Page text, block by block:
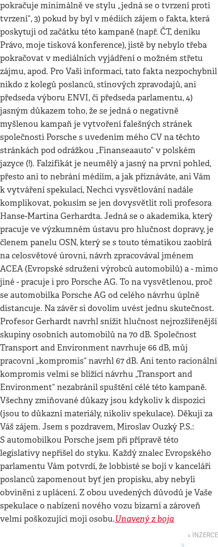
pokračuje minimálně ve stylu „jedná se o tvrzení proti
tvrzení“, 3) pokud by byl v médiích zájem o fakta, která
poskytuji od začátku této kampaně (např. ČT, deníku
Právo, moje tisková konference), jistě by nebylo třeba
pokračovat v mediálních vyjádření o možném střetu
zájmu, apod. Pro Vaši informaci, tato fakta nezpochybnil
nikdo z kolegů poslanců, stínových zpravodajů, ani
předseda výboru ENVI, či předseda parlamentu, 4)
jasným důkazem toho, že se jedná o negativně
myšlenou kampaň je vytvoření falešných stránek
společnosti Porsche s uvedením mého CV na těchto
stránkách pod odrážkou „Finanseaauto“ v polském
jazyce (!). Falzifikát je neumělý a jasný na první pohled,
přesto ani to nebrání médiím, a jak přiznáváte, ani Vám
k vytváření spekulací, Nechci vysvětlování nadále
komplikovat, pokusím se jen dovysvětlit roli profesora
Hanse-Martina Gerhardta. Jedná se o akademika, který
pracuje ve výzkumném ústavu pro hlučnost dopravy, je
členem panelu OSN, který se s touto tématikou zaobírá
na celosvětové úrovni, návrh zpracovával jménem
ACEA (Evropské sdružení výrobců automobilů) a - mimo
jiné - pracuje i pro Porsche AG. To na vysvětlenou, proč
se automobilka Porsche AG od celého návrhu úplně
distancuje. Na závěr si dovolím uvést jednu skutečnost.
Profesor Gerhardt navrhl snížit hlučnost nejrozšířenější
skupiny osobních automobilů na 70 dB. Společnost
Transport and Environment navrhuje 66 dB, můj
pracovní „kompromis“ navrhl 67 dB. Ani tento racionální
kompromis velmi se blížící návrhu „Transport and
Environment“ nezabránil spuštění célé této kampaně.
Všechny zmiňované důkazy jsou kdykoliv k dispozici
(jsou to důkazní materiály, nikoliv spekulace). Děkuji za
Váš zájem. Jsem s pozdravem, Miroslav Ouzký P.S.:
S automobilkou Porsche jsem při přípravě této
legislativy nepřišel do styku. Každý znalec Evropského
parlamentu Vám potvrdí, že lobbisté se bojí v kanceláři
poslanců zapomenout byť jen propisku, aby nebyli
obviněni z uplácení. Z obou uvedených důvodů je Vaše
spekulace o nabízení nového vozu bizarní a zároveň
velmi poškozující moji osobu.Unavený z boja
↓ INZERCE